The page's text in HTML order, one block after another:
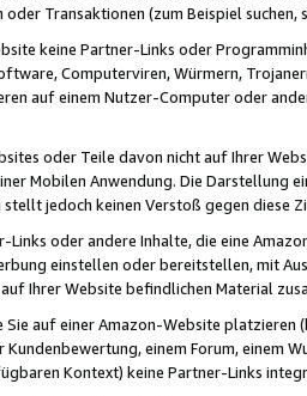
oder Transaktionen (zum Beispiel
keine Partner-Links oder
Computerviren, Würmern,
auf einem Nutzer-Computer oder
oder Teile davon nicht auf Ihrer
Mobilen Anwendung. Die Darstellung
jedoch keinen Verstoß gegen diese
Links oder andere Inhalte, die eine
einstellen oder bereitstellen, mit
Ihrer Website befindlichen Material
Sie auf einer Amazon-Website
Kundenbewertung, einem Forum, einem
Kontext) keine Partner-Links